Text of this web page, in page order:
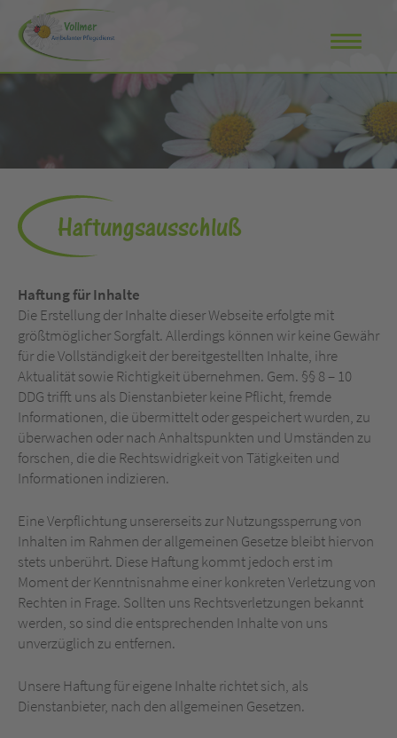
Haftungsausschluß
Haftung für Inhalte
Die Erstellung der Inhalte dieser Webseite erfolgte mit
größtmöglicher Sorgfalt. Allerdings können wir keine Gewähr
für die Vollständigkeit der bereitgestellten Inhalte, ihre
Aktualität sowie Richtigkeit übernehmen. Gem. §§ 8 – 10
DDG trifft uns als Dienstanbieter keine Pflicht, fremde
Informationen, die übermittelt oder gespeichert wurden, zu
überwachen oder nach Anhaltspunkten und Umständen zu
forschen, die die Rechtswidrigkeit von Tätigkeiten und
Informationen indizieren.
Eine Verpflichtung unsererseits zur Nutzungssperrung von
Inhalten im Rahmen der allgemeinen Gesetze bleibt hiervon
stets unberührt. Diese Haftung kommt jedoch erst im
Moment der Kenntnisnahme einer konkreten Verletzung von
Rechten in Frage. Sollten uns Rechtsverletzungen bekannt
werden, so sind die entsprechenden Inhalte von uns
unverzüglich zu entfernen.
Unsere Haftung für eigene Inhalte richtet sich, als
Dienstanbieter, nach den allgemeinen Gesetzen.